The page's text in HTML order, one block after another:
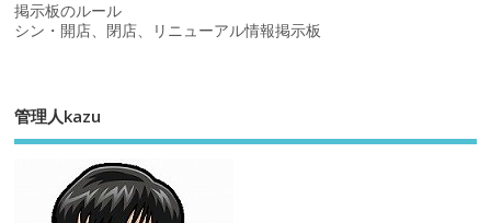
掲示板のルール
シン・開店、閉店、リニューアル情報掲示板
管理人kazu